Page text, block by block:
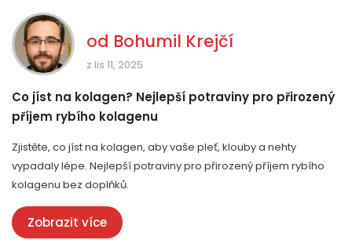
od Bohumil Krejčí
z lis 11, 2025
Co jíst na kolagen? Nejlepší potraviny pro přirozený
příjem rybího kolagenu
Zjistěte, co jíst na kolagen, aby vaše pleť, klouby a nehty
vypadaly lépe. Nejlepší potraviny pro přirozený příjem rybího
kolagenu bez doplňků.
Zobrazit více